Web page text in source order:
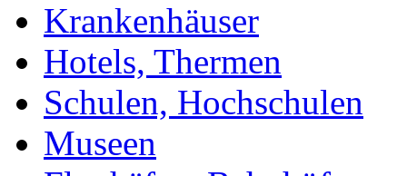
Krankenhäuser
Hotels, Thermen
Schulen, Hochschulen
Museen